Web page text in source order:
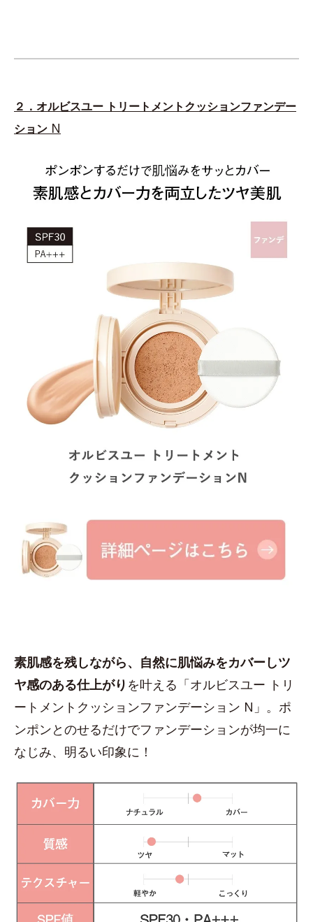
２．オルビスユー トリートメントクッションファンデー
ション N
素肌感を残しながら、自然に肌悩みをカバーしツ
ヤ感のある仕上がり を叶える「オルビスユー トリ
ートメントクッションファンデーション N」。ポ
ンポンとのせるだけでファンデーションが均一に
なじみ、明るい印象に！